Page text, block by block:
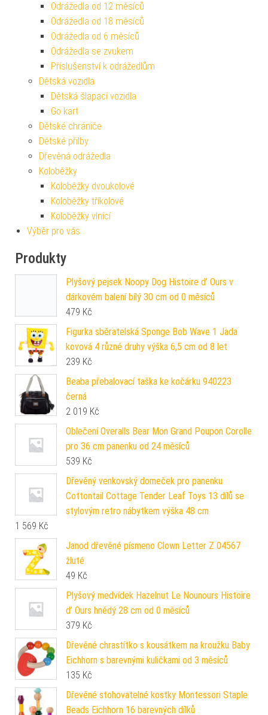
Odrážedla od 12 měsíců
Odrážedla od 18 měsíců
Odrážedla od 6 měsíců
Odrážedla se zvukem
Příslušenství k odrážedlům
Dětská vozidla
Dětská šlapací vozidla
Go kart
Dětské chrániče
Dětské přilby
Dřevěná odrážedla
Koloběžky
Koloběžky dvoukolové
Koloběžky tříkolové
Koloběžky vlnící
Výběr pro vás
Produkty
Plyšový pejsek Noopy Dog Histoire d’ Ours v
dárkovém balení bílý 30 cm od 0 měsíců
479 Kč
Figurka sběratelská Sponge Bob Wave 1 Jada
kovová 4 různé druhy výška 6,5 cm od 8 let
239 Kč
Beaba přebalovací taška ke kočárku 940223
černá
2 019 Kč
Oblečení Overalls Bear Mon Grand Poupon Corolle
pro 36 cm panenku od 24 měsíců
539 Kč
Dřevěný venkovský domeček pro panenku
Cottontail Cottage Tender Leaf Toys 13 dílů se
stylovým retro nábytkem výška 48 cm
1 569 Kč
Janod dřevěné písmeno Clown Letter Z 04567
žluté
49 Kč
Plyšový medvídek Hazelnut Le Nounours Histoire
d’ Ours hnědý 28 cm od 0 měsíců
379 Kč
Dřevěné chrastítko s kousátkem na kroužku Baby
Eichhorn s barevnými kuličkami od 3 měsíců
135 Kč
Dřevěné stohovatelné kostky Montessori Staple
Beads Eichhorn 16 barevných dílků